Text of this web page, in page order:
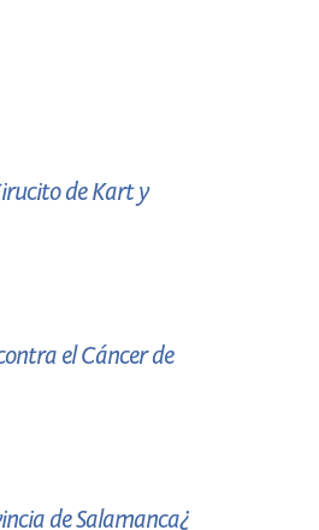
de Kart y
el Cáncer de
de Salamanca¿